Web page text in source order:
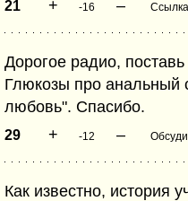
21 + -16 – Ссылка
Дорогое радио,
Глюкозы про анальный
любовь". Спасибо.
29 + -12 –
Как известно, история